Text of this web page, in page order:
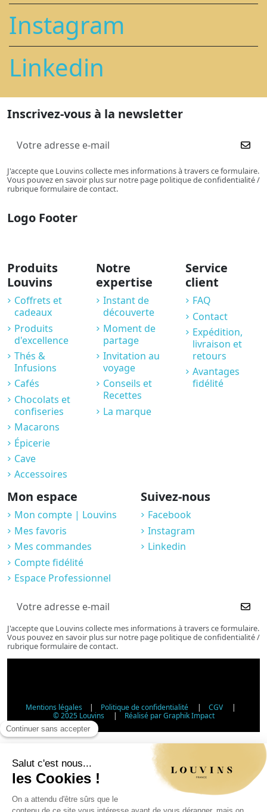
Instagram
Linkedin
Inscrivez-vous à la newsletter
J'accepte que Louvins collecte mes informations à travers ce formulaire.
Vous pouvez en savoir plus sur notre page politique de confidentialité /
rubrique formulaire de contact.
Logo Footer
Produits
Louvins
Coffrets et
cadeaux
Produits
d'excellence
Thés &
Infusions
Cafés
Chocolats et
confiseries
Macarons
Épicerie
Cave
Accessoires
Notre
expertise
Instant de
découverte
Moment de
partage
Invitation au
voyage
Conseils et
Recettes
La marque
Service
client
FAQ
Contact
Expédition,
livraison et
retours
Avantages
fidélité
Mon espace
Mon compte | Louvins
Mes favoris
Mes commandes
Compte fidélité
Espace Professionnel
Suivez-nous
Facebook
Instagram
Linkedin
J'accepte que Louvins collecte mes informations à travers ce formulaire.
Vous pouvez en savoir plus sur notre page politique de confidentialité /
rubrique formulaire de contact.
Mentions légales | Politique de confidentialité | CGV |
© 2025 Louvins | Réalisé par Graphik Impact
Vérification d'âge - Vente d'alcool
Conformément à l'article L3342-1 du Code de la santé
publique, la vente d'alcool est interdite aux mineurs de
moins de 18 ans. Veuillez confirmer votre âge.